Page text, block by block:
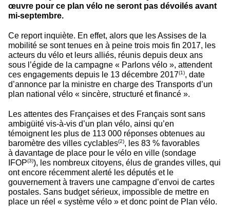
œuvre pour ce plan vélo ne seront pas dévoilés avant
mi-septembre.
Ce report inquiète. En effet, alors que les Assises de la
mobilité se sont tenues en à peine trois mois fin 2017, les
acteurs du vélo et leurs alliés, réunis depuis deux ans
sous l’égide de la campagne « Parlons vélo », attendent
ces engagements depuis le 13 décembre 2017(1), date
d’annonce par la ministre en charge des Transports d’un
plan national vélo « sincère, structuré et financé ».
Les attentes des Françaises et des Français sont sans
ambigüité vis-à-vis d’un plan vélo, ainsi qu’en
témoignent les plus de 113 000 réponses obtenues au
baromètre des villes cyclables(2), les 83 % favorables
à davantage de place pour le vélo en ville (sondage
IFOP(3)), les nombreux citoyens, élus de grandes villes, qui
ont encore récemment alerté les députés et le
gouvernement à travers une campagne d’envoi de cartes
postales. Sans budget sérieux, impossible de mettre en
place un réel « système vélo » et donc point de Plan vélo.